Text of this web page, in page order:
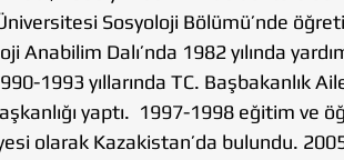
Sosyoloji Bölümü’nde
Anabilim Dalı’nda 1982 yılında
1993 yıllarında TC. Başbakanlık
yaptı.  1997-1998 eğitim ve
olarak Kazakistan’da bulundu. 2005